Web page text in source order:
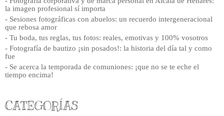
la imagen profesional sí importa
- Sesiones fotográficas con abuelos: un recuerdo intergeneracional
que rebosa amor
- Tu boda, tus reglas, tus fotos: reales, emotivas y 100% vosotros
- Fotografía de bautizo ¡sin posados!: la historia del día tal y como
fue
- Se acerca la temporada de comuniones: ¡que no se te eche el
tiempo encima!
CATEGORÍAS